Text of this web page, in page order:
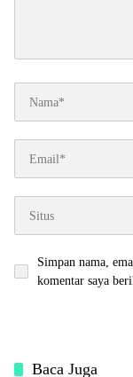
Simpan nama,
komentar saya
Baca Juga